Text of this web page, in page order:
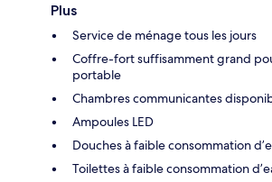
Plus
Service de ménage tous les jours
Coffre-fort suffisamment grand
portable
Chambres communicantes
Ampoules LED
Douches à faible consommation
Toilettes à faible consommation